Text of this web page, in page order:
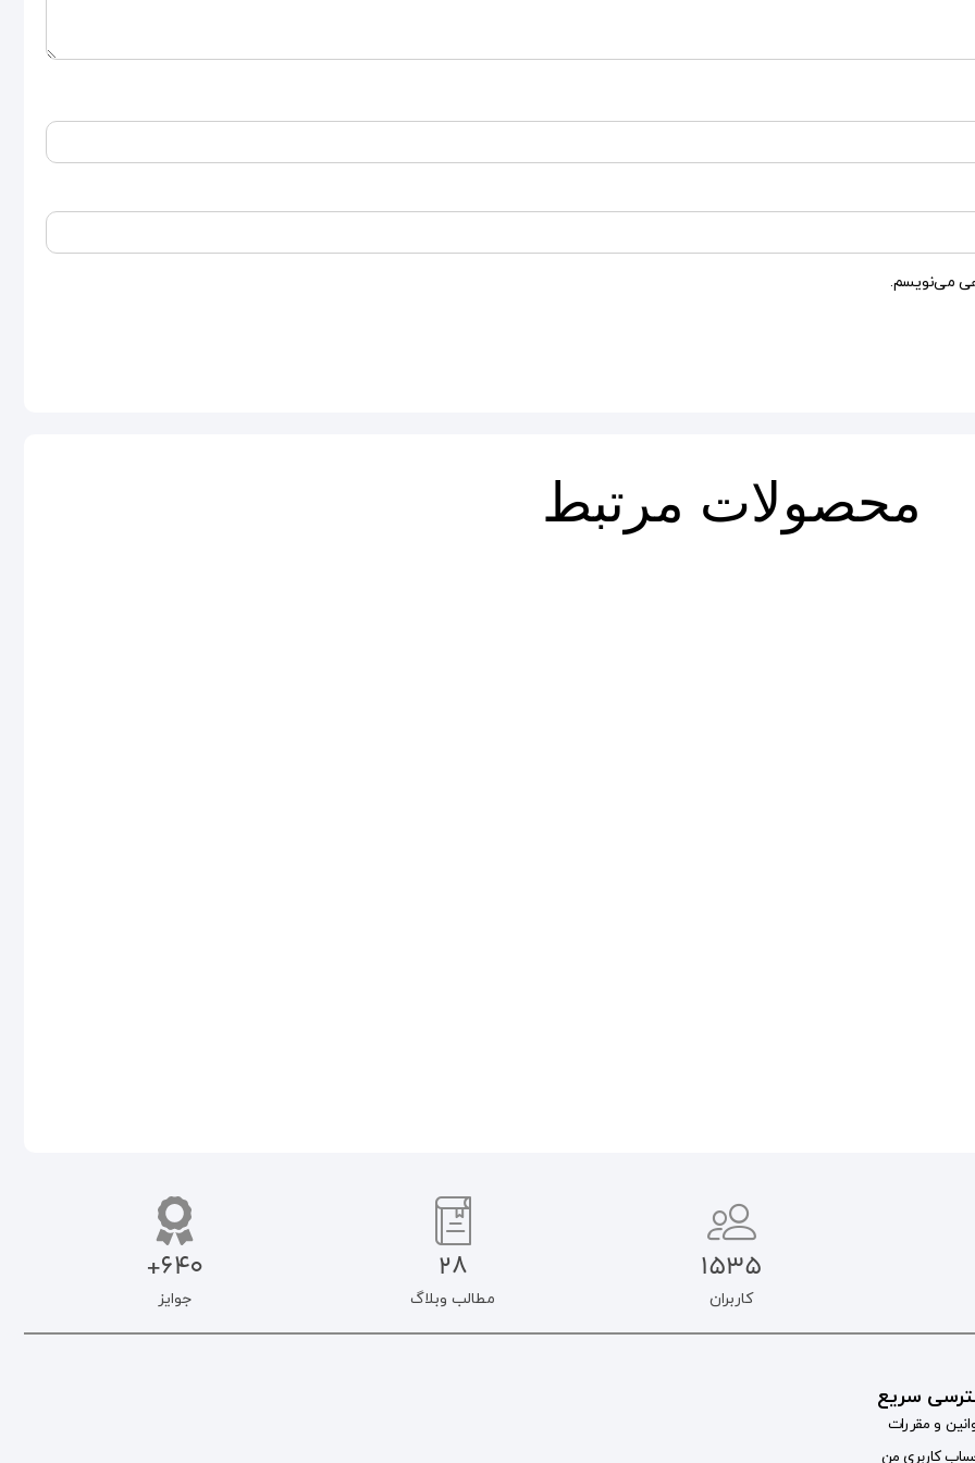
می‌نویسم.
محصولات مرتبط
1535
کاربران
28
مطالب وبلاگ
640+
جوایز
سریع
و مقررات
کاربری من